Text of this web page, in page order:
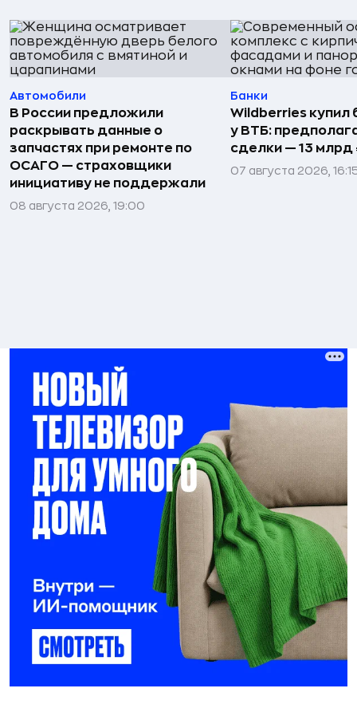
Автомобили
В России предложили
раскрывать данные о
запчастях при ремонте по
ОСАГО — страховщики
инициативу не поддержали
08 августа 2026, 19:00
Банки
Wildberries купил
у ВТБ:
сделки — 13 млрд
07 августа 2026,